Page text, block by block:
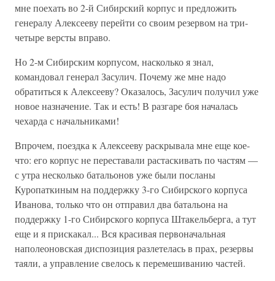
мне поехать во 2-й Сибирский корпус и предложить
генералу Алексееву перейти со своим резервом на три-
четыре версты вправо.
Но 2-м Сибирским корпусом, насколько я знал,
командовал генерал Засулич. Почему же мне надо
обратиться к Алексееву? Оказалось, Засулич получил уже
новое назначение. Так и есть! В разгаре боя началась
чехарда с начальниками!
Впрочем, поездка к Алексееву раскрывала мне еще кое-
что: его корпус не переставали растаскивать по частям —
с утра несколько батальонов уже были посланы
Куропаткиным на поддержку 3-го Сибирского корпуса
Иванова, только что он отправил два батальона на
поддержку 1-го Сибирского корпуса Штакельберга, а тут
еще и я прискакал... Вся красивая первоначальная
наполеоновская диспозиция разлетелась в прах, резервы
таяли, а управление свелось к перемешиванию частей.